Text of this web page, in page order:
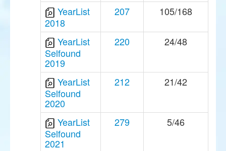
YearList
2018
207 105/168
YearList
Selfound
2019
220 24/48
YearList
Selfound
2020
212 21/42
YearList
Selfound
2021
279 5/46